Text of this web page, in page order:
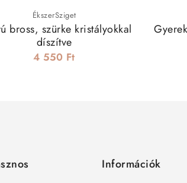
ÉkszerSziget
bross, szürke kristályokkal
díszítve
4 550 Ft
Információk